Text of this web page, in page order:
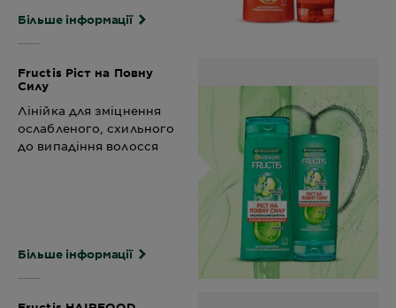
Більше інформації
Fructis Ріст на Повну
Силу
Лінійка для зміцнення
ослабленого, схильного
до випадіння волосся
Більше інформації